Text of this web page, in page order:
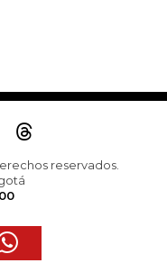
reservados.